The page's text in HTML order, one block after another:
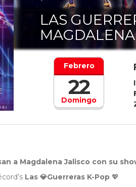
LAS
MAGDALENA
Domingo
Febrero
22
a Magdalena Jalisco con su
Las 💎Guerreras K-Pop 💖